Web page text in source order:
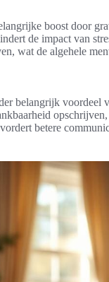
boost door
de impact van
wat de algehele
belangrijk voordeel
betere